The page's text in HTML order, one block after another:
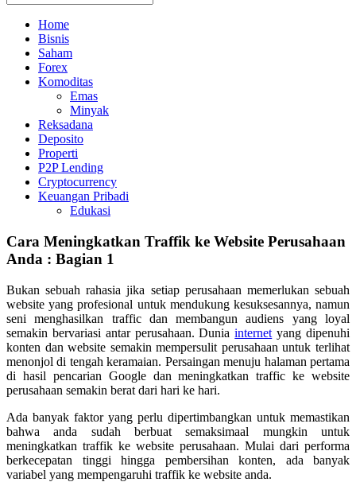
Home
Bisnis
Saham
Forex
Komoditas
Emas
Minyak
Reksadana
Deposito
Properti
P2P Lending
Cryptocurrency
Keuangan Pribadi
Edukasi
Cara Meningkatkan Traffik ke Website Perusahaan
Anda : Bagian 1
Bukan sebuah rahasia jika setiap perusahaan memerlukan sebuah
website yang profesional untuk mendukung kesuksesannya, namun
seni menghasilkan traffic dan membangun audiens yang loyal
semakin bervariasi antar perusahaan. Duniainternet yang dipenuhi
konten dan website semakin mempersulit perusahaan untuk terlihat
menonjol di tengah keramaian. Persaingan menuju halaman pertama
di hasil pencarian Google dan meningkatkan traffic ke website
perusahaan semakin berat dari hari ke hari.
Ada banyak faktor yang perlu dipertimbangkan untuk memastikan
bahwa anda sudah berbuat semaksimaal mungkin untuk
meningkatkan traffik ke website perusahaan. Mulai dari performa
berkecepatan tinggi hingga pembersihan konten, ada banyak
variabel yang mempengaruhi traffik ke website anda.